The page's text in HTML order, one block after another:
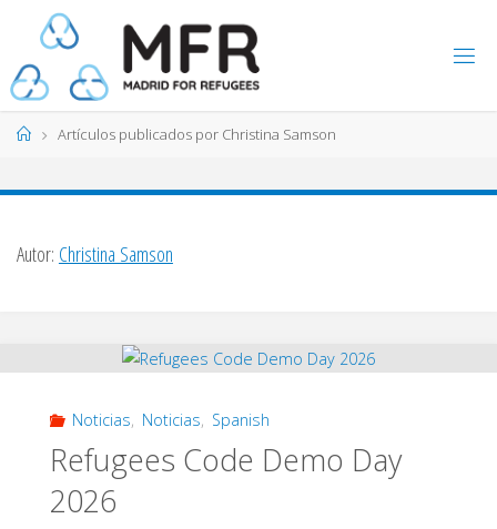
contenido
PáginaArtículos publicados por Christina Samson
Autor: Christina Samson
Noticias, Noticias, Spanish
Refugees Code Demo Day
2026